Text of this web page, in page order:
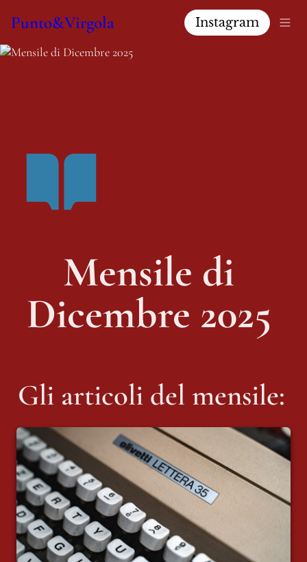
Punto&Virgola Instagram
Mensile di
Dicembre 2025
Gli articoli del mensile:
De Felicitate